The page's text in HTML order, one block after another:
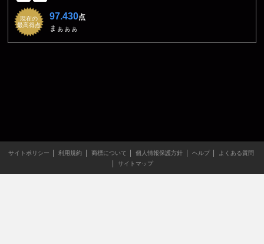
現在の
最高得点
97.430点
まぁぁぁ
サイトポリシー 利用規約 商標について 個人情報保護方針 ヘルプ
よくある質問
サイトマップ